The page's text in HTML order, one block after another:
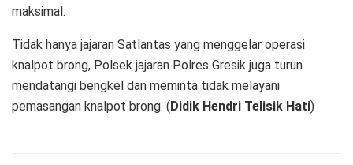
maksimal.
Tidak hanya jajaran Satlantas yang menggelar operasi
knalpot brong, Polsek jajaran Polres Gresik juga turun
mendatangi bengkel dan meminta tidak melayani
pemasangan knalpot brong. (Didik Hendri Telisik Hati)